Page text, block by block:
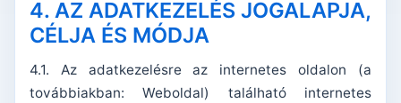
4. AZ ADATKEZELÉS JOGALAPJA,
CÉLJA ÉS MÓDJA
4.1. Az adatkezelésre az internetes oldalon (a
továbbiakban: Weboldal) található internetes